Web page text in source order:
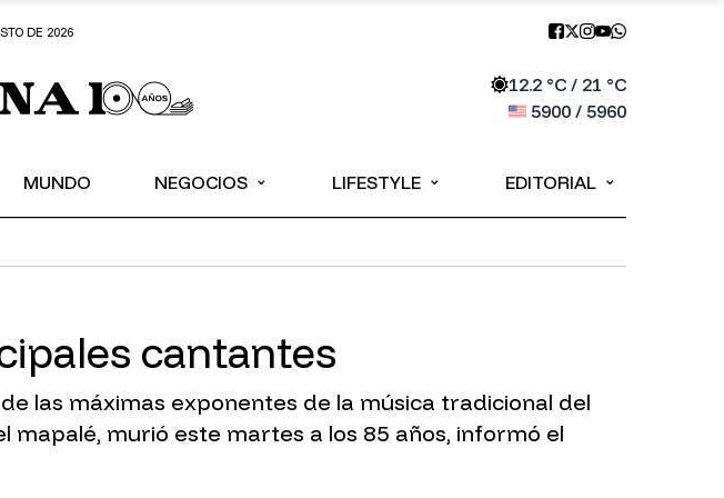
DE 2026
12.2°C / 21 °C
5900/ 5960
MUNDO NEGOCIOS ⌄ LIFESTYLE ⌄ EDITORIAL ⌄
cantantes
las máximas exponentes de la música tradicional del
murió este martes a los 85 años, informó el